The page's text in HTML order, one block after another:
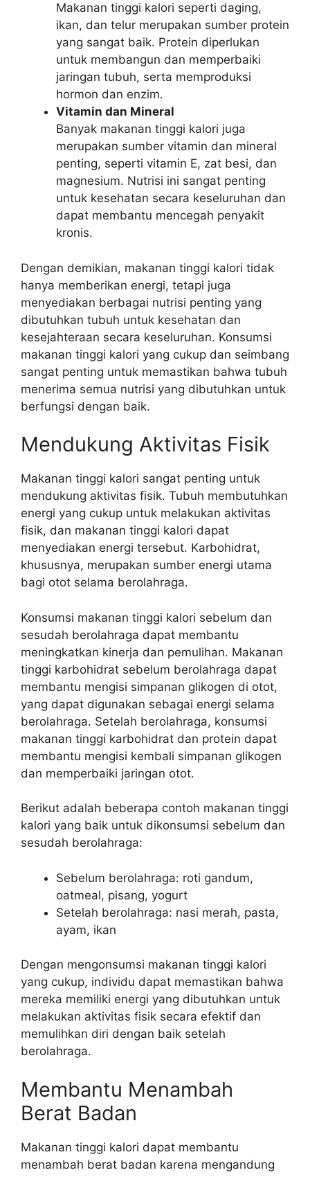
Makanan tinggi kalori seperti daging,
ikan, dan telur merupakan sumber protein
yang sangat baik. Protein diperlukan
untuk membangun dan memperbaiki
jaringan tubuh, serta memproduksi
hormon dan enzim.
Vitamin dan Mineral
Banyak makanan tinggi kalori juga
merupakan sumber vitamin dan mineral
penting, seperti vitamin E, zat besi, dan
magnesium. Nutrisi ini sangat penting
untuk kesehatan secara keseluruhan dan
dapat membantu mencegah penyakit
kronis.
Dengan demikian, makanan tinggi kalori tidak
hanya memberikan energi, tetapi juga
menyediakan berbagai nutrisi penting yang
dibutuhkan tubuh untuk kesehatan dan
kesejahteraan secara keseluruhan. Konsumsi
makanan tinggi kalori yang cukup dan seimbang
sangat penting untuk memastikan bahwa tubuh
menerima semua nutrisi yang dibutuhkan untuk
berfungsi dengan baik.
Mendukung Aktivitas Fisik
Makanan tinggi kalori sangat penting untuk
mendukung aktivitas fisik. Tubuh membutuhkan
energi yang cukup untuk melakukan aktivitas
fisik, dan makanan tinggi kalori dapat
menyediakan energi tersebut. Karbohidrat,
khususnya, merupakan sumber energi utama
bagi otot selama berolahraga.
Konsumsi makanan tinggi kalori sebelum dan
sesudah berolahraga dapat membantu
meningkatkan kinerja dan pemulihan. Makanan
tinggi karbohidrat sebelum berolahraga dapat
membantu mengisi simpanan glikogen di otot,
yang dapat digunakan sebagai energi selama
berolahraga. Setelah berolahraga, konsumsi
makanan tinggi karbohidrat dan protein dapat
membantu mengisi kembali simpanan glikogen
dan memperbaiki jaringan otot.
Berikut adalah beberapa contoh makanan tinggi
kalori yang baik untuk dikonsumsi sebelum dan
sesudah berolahraga:
Sebelum berolahraga: roti gandum,
oatmeal, pisang, yogurt
Setelah berolahraga: nasi merah, pasta,
ayam, ikan
Dengan mengonsumsi makanan tinggi kalori
yang cukup, individu dapat memastikan bahwa
mereka memiliki energi yang dibutuhkan untuk
melakukan aktivitas fisik secara efektif dan
memulihkan diri dengan baik setelah
berolahraga.
Membantu Menambah
Berat Badan
Makanan tinggi kalori dapat membantu
menambah berat badan karena mengandung